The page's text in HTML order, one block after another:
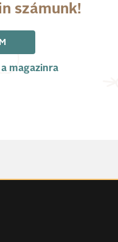
számunk!
magazinra